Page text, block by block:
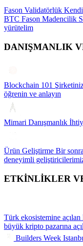
Fason Validatörlük
BTC Fason Madencilik
yürütelim
DANIŞMANLIK
Blockchain 101
öğrenin ve anlayın
Mimari Danışmanlık
Ürün Geliştirme Bir
deneyimli
ETKİNLİKLER
Türk ekosistemine açılan
büyük kripto pazarına
Builders Week